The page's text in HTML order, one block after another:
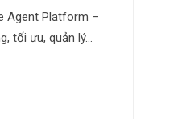
Agent Platform –
tối ưu, quản lý…